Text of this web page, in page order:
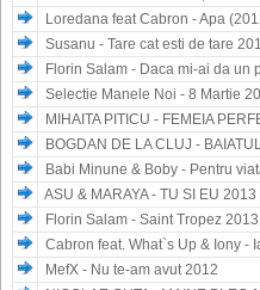
Loredana feat Cabron - Apa
Susanu - Tare cat esti de tare
Florin Salam - Daca mi-ai da un
Selectie Manele Noi - 8 Martie
MIHAITA PITICU - FEMEIA
BOGDAN DE LA CLUJ -
Babi Minune & Boby - Pentru
ASU & MARAYA - TU SI EU 2013
Florin Salam - Saint Tropez 2013
Cabron feat. What`s Up & Iony -
MefX - Nu te-am avut 2012